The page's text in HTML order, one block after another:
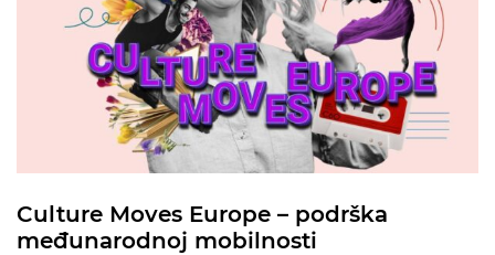
Culture Moves Europe – podrška
međunarodnoj mobilnosti